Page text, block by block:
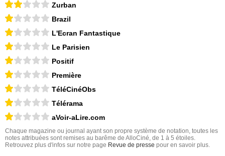
Zurban
Brazil
L'Ecran Fantastique
Le Parisien
Positif
Première
TéléCinéObs
Télérama
aVoir-aLire.com
Chaque magazine ou journal ayant son propre système de notation, toutes les
notes attribuées sont remises au barême de AlloCiné, de 1 à 5 étoiles.
Retrouvez plus d'infos sur notre page Revue de presse pour en savoir plus.